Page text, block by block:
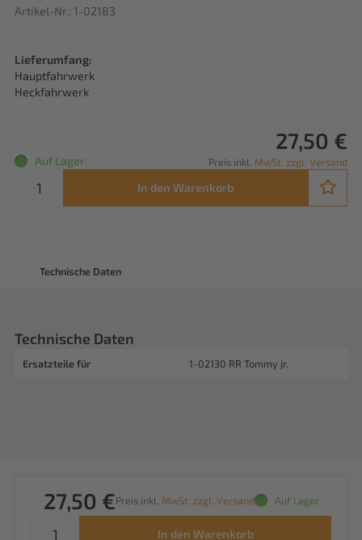
Artikel-Nr.: 1-02183
Lieferumfang:
Hauptfahrwerk
Heckfahrwerk
27,50 €
Preis inkl. MwSt. zzgl. Versand
Auf Lager
In den Warenkorb
Technische Daten
Technische Daten
Ersatzteile für 1-02130 RR Tommy jr.
27,50 €Preis inkl. MwSt. zzgl. Versand Auf Lager
In den Warenkorb